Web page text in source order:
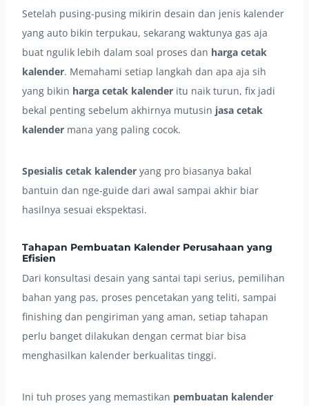
Setelah pusing-pusing mikirin desain dan jenis kalender
yang auto bikin terpukau, sekarang waktunya gas aja
buat ngulik lebih dalam soal proses dan harga cetak
kalender. Memahami setiap langkah dan apa aja sih
yang bikin harga cetak kalender itu naik turun, fix jadi
bekal penting sebelum akhirnya mutusin jasa cetak
kalender mana yang paling cocok.
Spesialis cetak kalender yang pro biasanya bakal
bantuin dan nge-guide dari awal sampai akhir biar
hasilnya sesuai ekspektasi.
Tahapan Pembuatan Kalender Perusahaan yang
Efisien
Dari konsultasi desain yang santai tapi serius, pemilihan
bahan yang pas, proses pencetakan yang teliti, sampai
finishing dan pengiriman yang aman, setiap tahapan
perlu banget dilakukan dengan cermat biar bisa
menghasilkan kalender berkualitas tinggi.
Ini tuh proses yang memastikan pembuatan kalender